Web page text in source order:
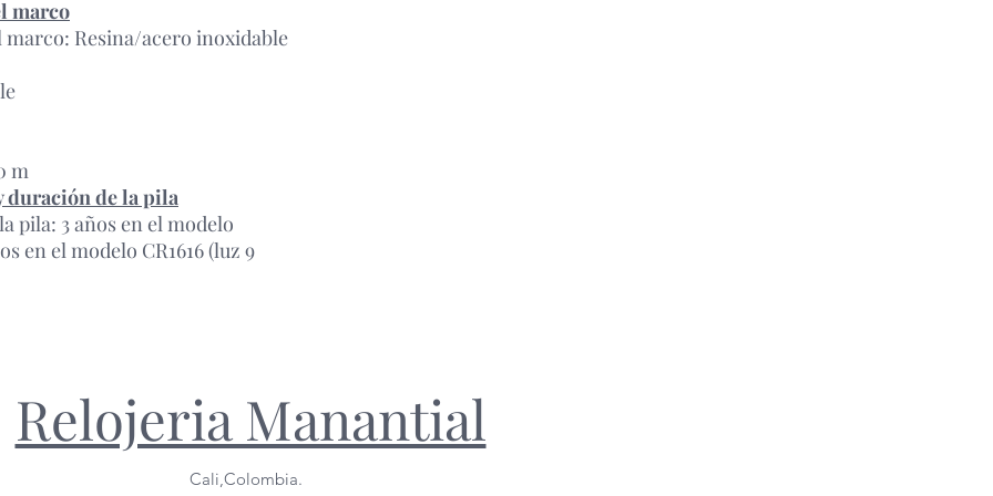
marco
marco: Resina/acero inoxidable
m
duración de la pila
pila: 3 años en el modelo
en el modelo CR1616 (luz 9
Relojeria Manantial
Cali,Colombia.